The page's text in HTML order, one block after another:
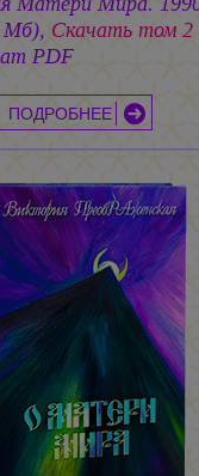
Мб), Cкачать том 2
PDF
ПОДРОБНЕЕ